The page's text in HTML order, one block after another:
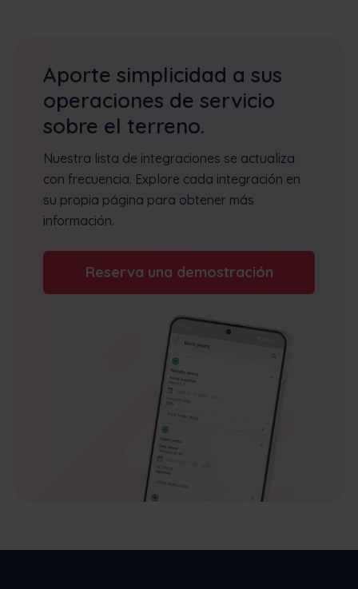
Aporte simplicidad a sus
operaciones de servicio
sobre el terreno.
Nuestra lista de integraciones se actualiza
con frecuencia. Explore cada integración en
su propia página para obtener más
información.
Reserva una demostración